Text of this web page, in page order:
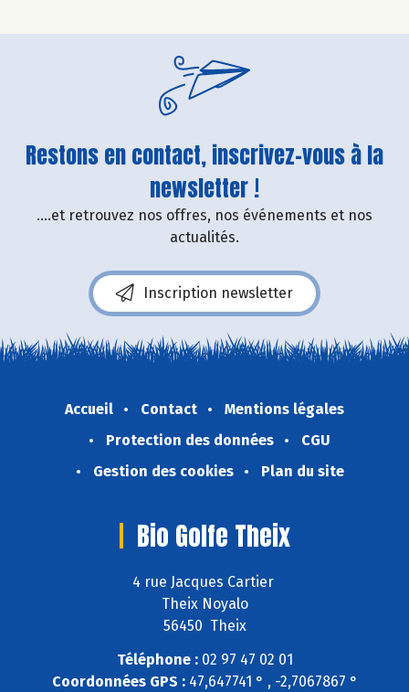
Restons en contact, inscrivez-vous à la
newsletter !
....et retrouvez nos offres, nos événements et nos
actualités.
Inscription newsletter
Accueil Contact
Mentions légales
Protection des données
CGU
Gestion des cookies
Plan du site
Bio Golfe Theix
4 rue Jacques Cartier
Theix Noyalo
56450 Theix
Téléphone :02 97 47 02 01
Coordonnées GPS :47,647741 ° , -2,7067867 °